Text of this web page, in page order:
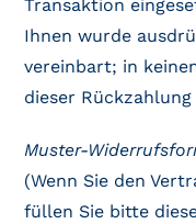
Transaktion
Ihnen wurde
vereinbart; in
dieser
Muster-
(Wenn Sie den
füllen Sie bitte